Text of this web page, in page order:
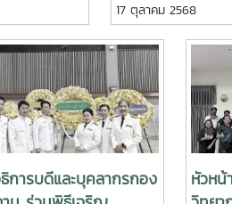
ะธานเปิด
บริหารของ
และแผน
ประมาณ
นการทบทวน
รสำนักงาน
นุนการ
งมหาวิทยาลัย
กรรมการสภามหา
มหาวิทยาลัยแม่โจ้
มหาวิทยาลัย จากผู้ป
มหาวิทยาลัยที่มิใช่
อินทนิล ชั้น 2 สำนัก
มหาวิทยาลัยแม่โจ้
17 ตุลาคม 2568
การบดีและบุคลากรกอง
หัวหน้